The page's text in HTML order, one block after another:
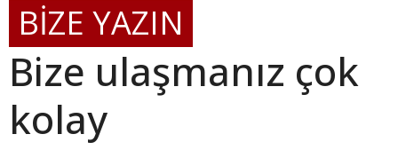
BİZE YAZIN
Bize ulaşmanız çok
kolay